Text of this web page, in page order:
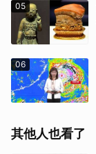
05
06
其他人也看了